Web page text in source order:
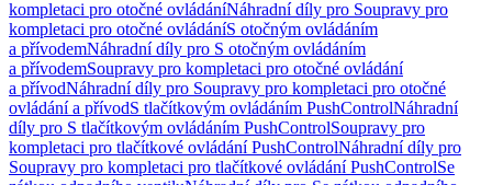
kompletaci pro otočné ovládáníNáhradní díly pro Soupravy pro
kompletaci pro otočné ovládáníS otočným ovládáním
a přívodemNáhradní díly pro S otočným ovládáním
a přívodemSoupravy pro kompletaci pro otočné ovládání
a přívodNáhradní díly pro Soupravy pro kompletaci pro otočné
ovládání a přívodS tlačítkovým ovládáním PushControlNáhradní
díly pro S tlačítkovým ovládáním PushControlSoupravy pro
kompletaci pro tlačítkové ovládání PushControlNáhradní díly pro
Soupravy pro kompletaci pro tlačítkové ovládání PushControlSe